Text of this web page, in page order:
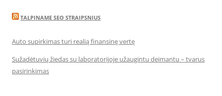
TALPINAME SEO STRAIPSNIUS
Auto supirkimas turi realią finansinę vertę
Sužadėtuvių žiedas su laboratorijoje užaugintu deimantu – tvarus
pasirinkimas